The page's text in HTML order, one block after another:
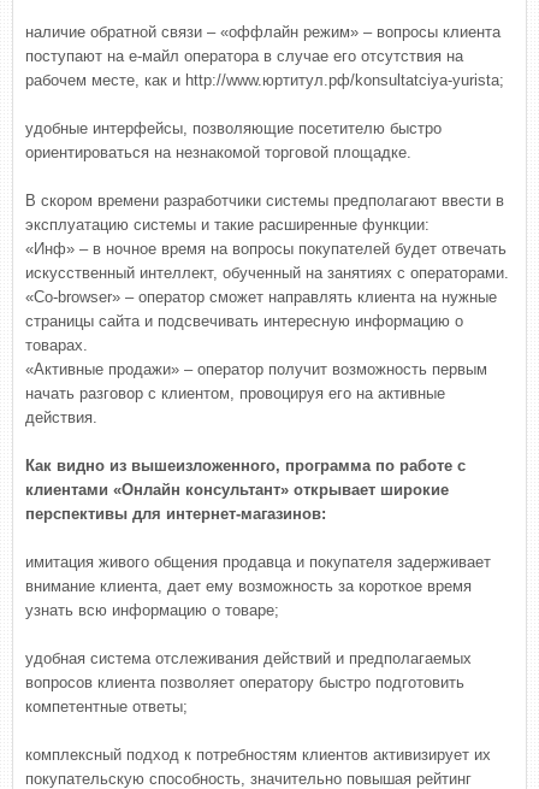
наличие обратной связи – «оффлайн режим» – вопросы клиента
поступают на е-майл оператора в случае его отсутствия на
рабочем месте, как и http://www.юртитул.рф/konsultatciya-yurista;
удобные интерфейсы, позволяющие посетителю быстро
ориентироваться на незнакомой торговой площадке.
В скором времени разработчики системы предполагают ввести в
эксплуатацию системы и такие расширенные функции:
«Инф» – в ночное время на вопросы покупателей будет отвечать
искусственный интеллект, обученный на занятиях с операторами.
«Co-browser» – оператор сможет направлять клиента на нужные
страницы сайта и подсвечивать интересную информацию о
товарах.
«Активные продажи» – оператор получит возможность первым
начать разговор с клиентом, провоцируя его на активные
действия.
Как видно из вышеизложенного, программа по работе с
клиентами «Онлайн консультант» открывает широкие
перспективы для интернет-магазинов:
имитация живого общения продавца и покупателя задерживает
внимание клиента, дает ему возможность за короткое время
узнать всю информацию о товаре;
удобная система отслеживания действий и предполагаемых
вопросов клиента позволяет оператору быстро подготовить
компетентные ответы;
комплексный подход к потребностям клиентов активизирует их
покупательскую способность, значительно повышая рейтинг